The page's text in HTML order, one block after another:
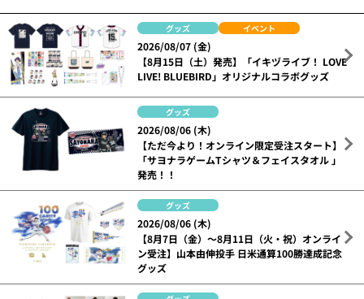
グッズ イベント
2026/08/07 (金)
【8月15日（土）発売】「イキヅライブ！ LOVE
LIVE! BLUEBIRD」オリジナルコラボグッズ
グッズ
2026/08/06 (木)
【ただ今より！オンライン限定受注スタート】
「サヨナラゲームTシャツ＆フェイスタオル 」
発売！！
グッズ
2026/08/06 (木)
【8月7日（金）～8月11日（火・祝）オンライ
ン受注】山本由伸投手 日米通算100勝達成記念
グッズ